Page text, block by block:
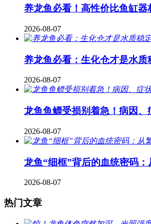
养龙鱼必看！高性价比鱼缸
2026-08-07
养龙鱼必看：生化仓才是水质
2026-08-07
龙鱼鱼鳔受损别着急！病因、
2026-08-07
龙鱼“细框”背后的血统密码
2026-08-07
热门文章